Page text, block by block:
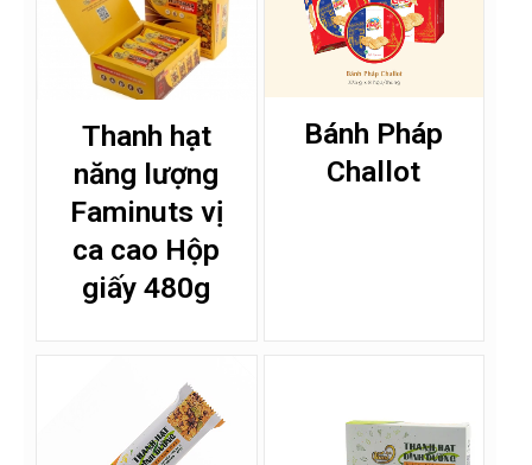
Thanh hạt
năng lượng
Faminuts vị
ca cao Hộp
giấy 480g
Bánh Pháp
Challot